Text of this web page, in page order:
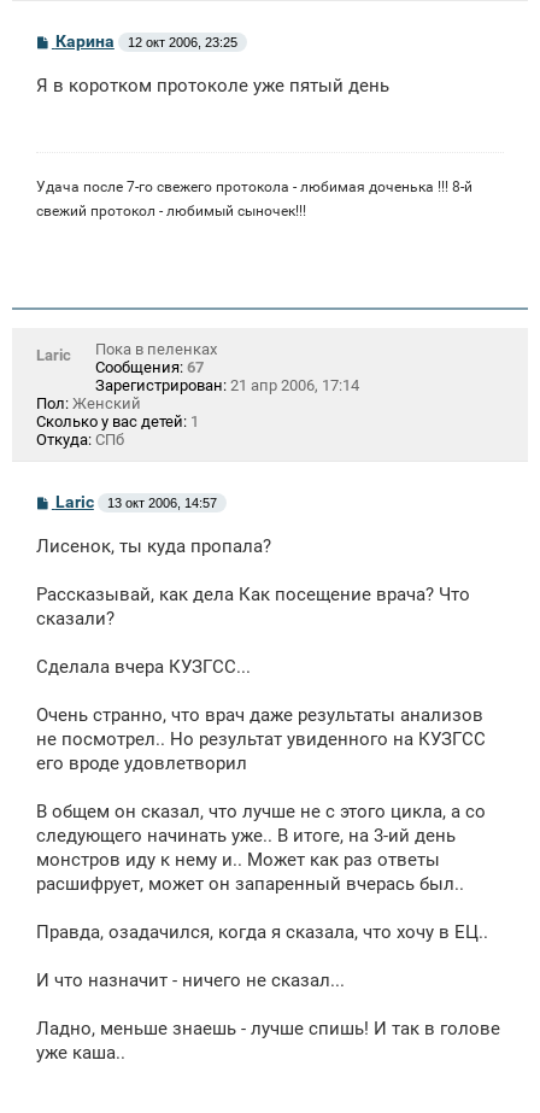
С
б
Карина 12 окт 2006, 23:25
Я в коротком протоколе уже пятый день
Удача после 7-го свежего протокола - любимая доченька !!! 8-й
свежий протокол - любимый сыночек!!!
Laric
Пока в пеленках
Сообщения: 67
Зарегистрирован: 21 апр 2006, 17:14
Пол: Женский
Сколько у вас детей: 1
Откуда: СПб
С
б
н
и
Laric 13 окт 2006, 14:57
Лисенок, ты куда пропала?
Рассказывай, как дела Как посещение врача? Что
сказали?
Сделала вчера КУЗГСС...
Очень странно, что врач даже результаты анализов
не посмотрел.. Но результат увиденного на КУЗГСС
его вроде удовлетворил
В общем он сказал, что лучше не с этого цикла, а со
следующего начинать уже.. В итоге, на 3-ий день
монстров иду к нему и.. Может как раз ответы
расшифрует, может он запаренный вчерась был..
Правда, озадачился, когда я сказала, что хочу в ЕЦ..
И что назначит - ничего не сказал...
Ладно, меньше знаешь - лучше спишь! И так в голове
уже каша..